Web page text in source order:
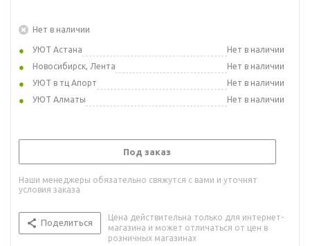
Нет в наличии
УЮТ Астана
Нет в наличии
Новосибирск, Лента
Нет в наличии
УЮТ в тц Апорт
Нет в наличии
УЮТ Алматы
Нет в наличии
Под заказ
Наши менеджеры обязательно свяжутся с вами и уточнят
условия заказа
Поделиться
Цена действительна только для интернет-
магазина и может отличаться от цен в
розничных магазинах